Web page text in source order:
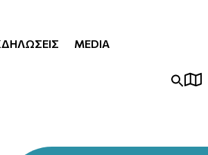
MEDIA